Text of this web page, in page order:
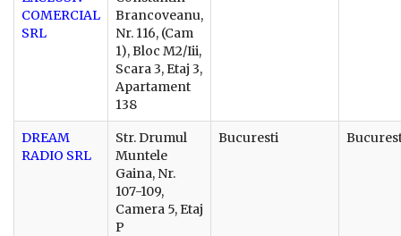
COMERCIAL
SRL
Brancoveanu,
Nr. 116, (Cam
1), Bloc M2/Iii,
Scara 3, Etaj 3,
Apartament
138
DREAM
RADIO SRL
Str. Drumul
Muntele
Gaina, Nr.
107-109,
Camera 5, Etaj
P
Bucuresti